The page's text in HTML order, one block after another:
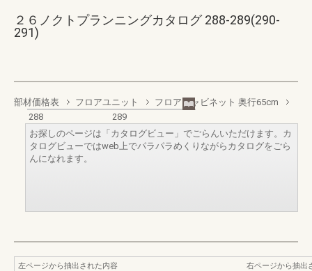
２６ノクトプランニングカタログ 288-289(290-
291)
部材価格表 フロアユニット
フロアキャビネット 奥行65cm
288
289
お探しのページは「カタログビュー」でごらんいただけます。カ
タログビューではweb上でパラパラめくりながらカタログをごら
んになれます。
左ページから抽出された内容
右ページから抽出